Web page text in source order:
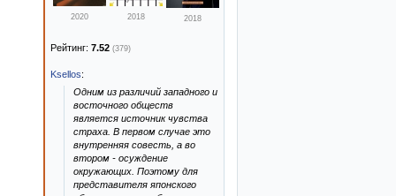
2020 2018 2018
Рейтинг: 7.52 (379)
Ksellos:
Одним из различий западного и
восточного обществ
является источник чувства
страха. В первом случае это
внутренняя совесть, а во
втором - осуждение
окружающих. Поэтому для
представителя японского